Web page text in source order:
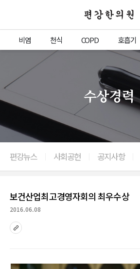
편강한의원
비염 천식 COPD 호흡기
수상경력
편강뉴스 사회공헌 공지사항
이전으로
보건산업최고경영자회의 최우수상
2016.06.08
sns